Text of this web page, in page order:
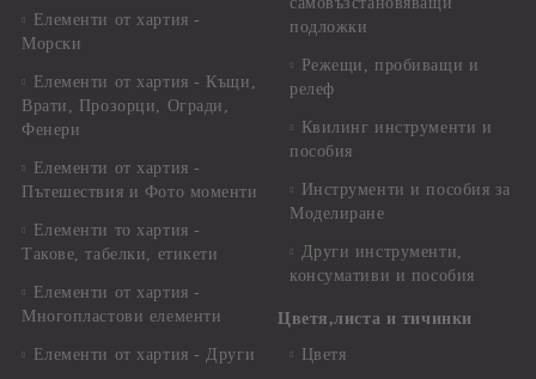
Елементи от хартия -
Морски
Елементи от хартия - Къщи,
Врати, Прозорци, Огради,
Фенери
Елементи от хартия -
Пътешествия и Фото моменти
Елементи то хартия -
Такове, табелки, етикети
Елементи от хартия -
Многопластови елементи
Елементи от хартия - Други
подложки
Режещи, пробиващи и
релеф
Квилинг инструменти и
пособия
Инструменти и пособия за
Моделиране
Други инструменти,
консумативи и пособия
Цветя,листа и тичинки
Цветя